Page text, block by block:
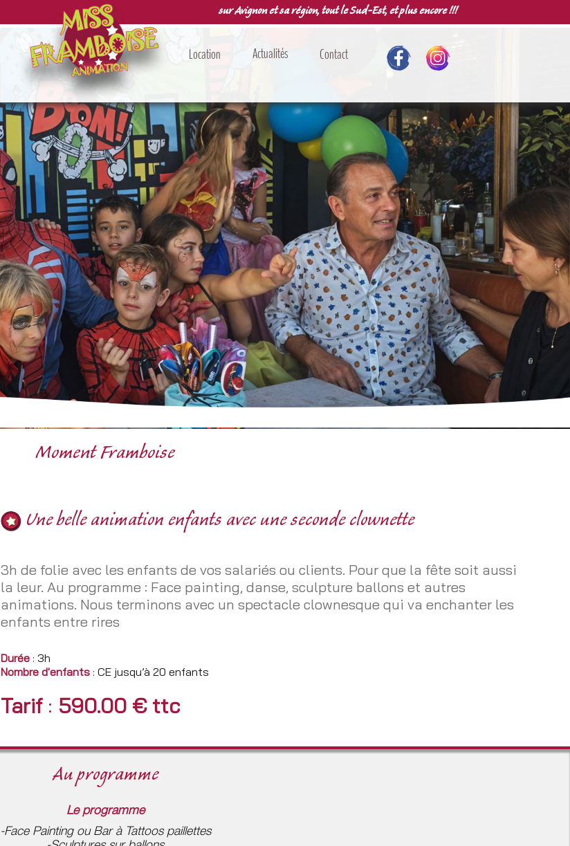
sur Avignon et sa région, tout le Sud-Est, et plus encore !!!
Location Actualités Contact
Moment Framboise
Une belle animation enfants avec une seconde clownette
3h de folie avec les enfants de vos salariés ou clients. Pour que la fête soit aussi
la leur. Au programme : Face painting, danse, sculpture ballons et autres
animations. Nous terminons avec un spectacle clownesque qui va enchanter les
enfants entre rires
Durée: 3h
Nombre d'enfants: CE jusqu’à 20 enfants
Tarif: 590.00 € ttc
Au programme
Le programme
-Face Painting ou Bar à Tattoos paillettes